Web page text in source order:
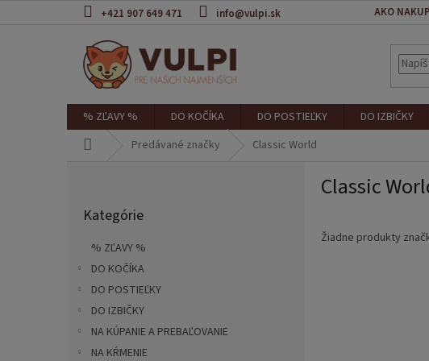
+421 907 649 471 info@vulpi.sk AKO
% ZĽAVY % DO KOČÍKA DO POSTIEĽKY DO IZBIČKY
Predávané značky Classic World
kategórie
Kategórie
% ZĽAVY %
DO KOČÍKA
DO POSTIEĽKY
DO IZBIČKY
NA KÚPANIE A PREBAĽOVANIE
NA KŔMENIE
Classic
Žiadne produkty